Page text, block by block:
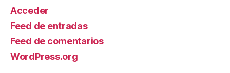
Acceder
Feed de entradas
Feed de comentarios
WordPress.org